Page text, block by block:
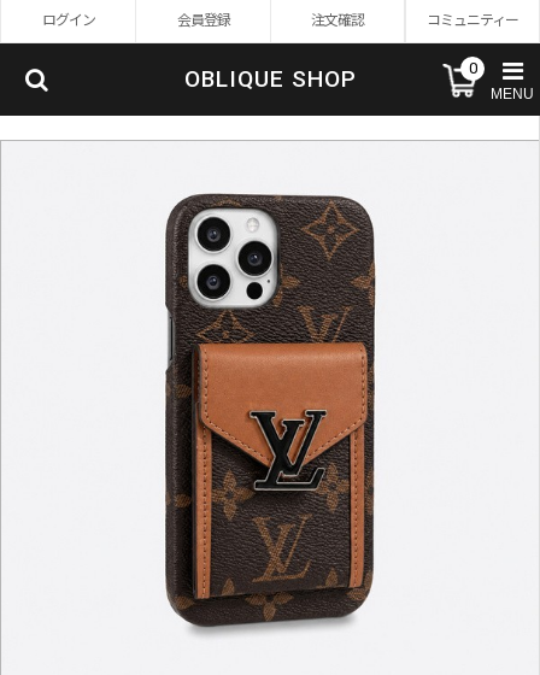
ログイン 会員登録 注文確認 コミュニティー
OBLIQUE SHOP 0
MENU